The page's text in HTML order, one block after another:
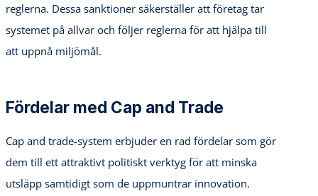
reglerna. Dessa sanktioner säkerställer att företag tar
systemet på allvar och följer reglerna för att hjälpa till
att uppnå miljömål.
Fördelar med Cap and Trade
Cap and trade-system erbjuder en rad fördelar som gör
dem till ett attraktivt politiskt verktyg för att minska
utsläpp samtidigt som de uppmuntrar innovation.